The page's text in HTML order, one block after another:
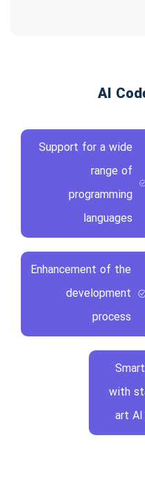
Support for a wide
range of
programming
languages
Enhancement of the
development
process
with
art